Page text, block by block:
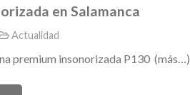
en Salamanca
Actualidad
premium insonorizada P130 (más…)